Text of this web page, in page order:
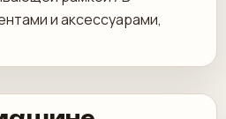
и аксессуарами,